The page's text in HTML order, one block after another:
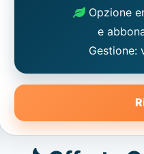
Opzione
e
Gestione: